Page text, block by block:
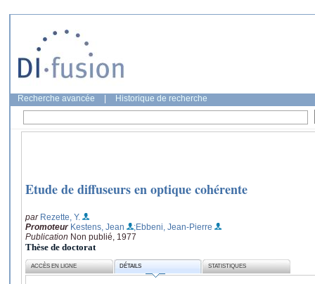
Recherche avancée Historique de recherche
Etude de diffuseurs en optique cohérente
par Rezette, Y.
Promoteur Kestens, Jean
;Ebbeni, Jean-Pierre
Publication Non publié, 1977
Thèse de doctorat
ACCÈS EN LIGNE DÉTAILS STATISTIQUES